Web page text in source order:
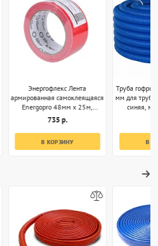
Энергофлекс Лента
армированная самоклеящаяся
Energopro 48мм х 25м,
красная
735 р.
В КОРЗИНУ
Труба
мм для труб
синяя, м
В